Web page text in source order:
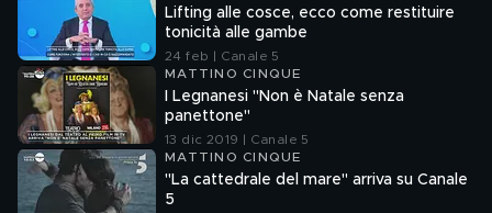
Lifting alle cosce, ecco come restituire
tonicità alle gambe
24 feb | Canale 5
MATTINO CINQUE
I Legnanesi "Non è Natale senza
panettone"
13 dic 2019 | Canale 5
MATTINO CINQUE
"La cattedrale del mare" arriva su Canale
5